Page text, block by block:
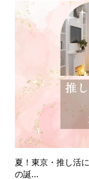
夏！東京・推し活
の誕...